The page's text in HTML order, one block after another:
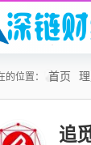
的位置： 首页
追